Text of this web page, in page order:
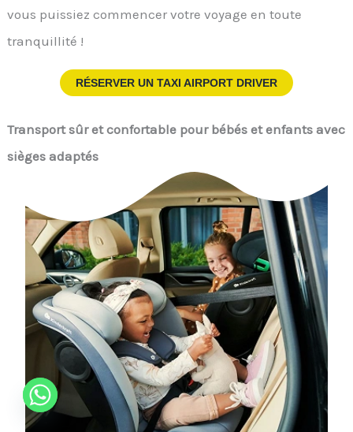
vous puissiez commencer votre voyage en toute
tranquillité !
RÉSERVER UN TAXI AIRPORT DRIVER
Transport sûr et confortable pour bébés et enfants avec
sièges adaptés